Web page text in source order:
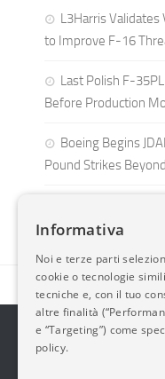
L3Harris Validates
to Improve F-16
Last Polish F-
Before Production
Boeing Begins
Pound Strikes
2014-2026
Questo blog non
Informativa
Noi e terze parti
cookie o tecnologie
tecniche e, con il tuo
altre finalità
e “Targeting”) come
policy.